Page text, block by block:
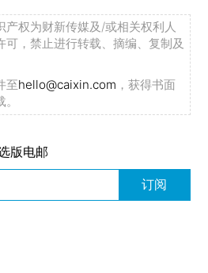
产权为财新传媒及/或相关权利人
可，禁止进行转载、摘编、复制及
至hello@caixin.com ，获得书面
版电邮
订阅